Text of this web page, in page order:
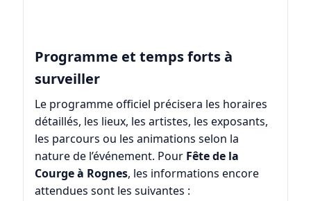
Programme et temps forts à
surveiller
Le programme officiel précisera les horaires
détaillés, les lieux, les artistes, les exposants,
les parcours ou les animations selon la
nature de l’événement. Pour Fête de la
Courge à Rognes, les informations encore
attendues sont les suivantes :